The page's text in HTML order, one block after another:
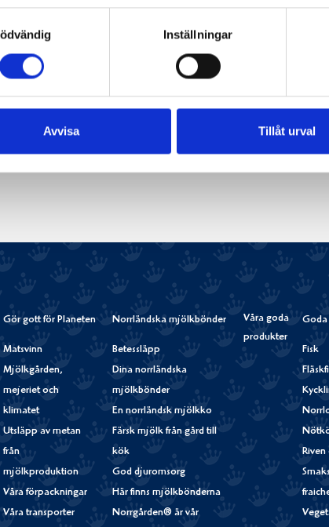
Inställningar
Avvisa Tillåt urval
Gör gott för Planeten
Matsvinn
Mjölkgården,
mejeriet och
klimatet
Utsläpp av metan
från
mjölkproduktion
Våra förpackningar
Våra transporter
Norrländska mjölkbönder
Betessläpp
Dina norrländska
mjölkbönder
En norrländsk mjölkko
Färsk mjölk från gård till
kök
God djuromsorg
Här finns mjölkbönderna
Norrgården® är vår
Våra goda
produkter
Fisk
Riven